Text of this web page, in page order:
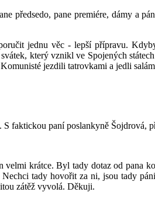
předsedo, pane premiére, dámy a
jednu věc - lepší přípravu.
který vznikl ve Spojených
Komunisté jezdili tatrovkami a jedli
S faktickou paní poslankyně Šojdrová,
velmi krátce. Byl tady dotaz od pana
tady hovořit za ni, jsou tady
zátěž vyvolá. Děkuji.